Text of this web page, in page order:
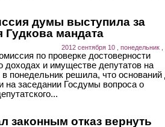
думы выступила за
Гудкова мандата
2012 сентября 10 , понедельник ,
по проверке достоверности
доходах и имуществе депутатов на
в понедельник решила, что оснований
на заседании Госдумы вопроса о
законным отказ вернуть